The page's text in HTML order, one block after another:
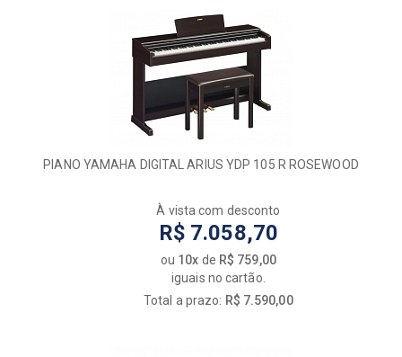
PIANO YAMAHA DIGITAL ARIUS YDP 105 R ROSEWOOD
À vista com desconto
R$ 7.058,70
ou 10x de R$ 759,00
iguais no cartão.
Total a prazo: R$ 7.590,00